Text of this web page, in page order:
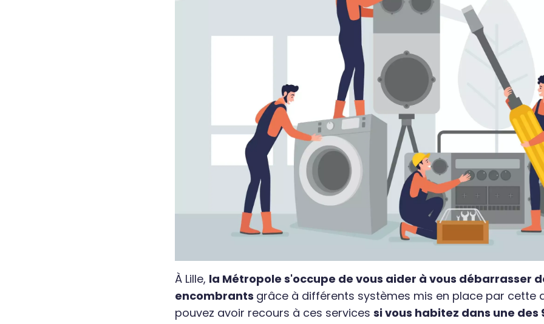
À Lille, la Métropole s'occupe de vous aider à vous débarrasser
encombrants grâce à différents systèmes mis en place par cette
pouvez avoir recours à ces services si vous habitez dans une des